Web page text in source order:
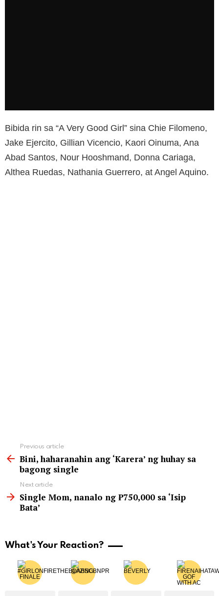
Bibida rin sa “A Very Good Girl” sina Chie Filomeno,
Jake Ejercito, Gillian Vicencio, Kaori Oinuma, Ana
Abad Santos, Nour Hooshmand, Donna Cariaga,
Althea Ruedas, Nathania Guerrero, at Angel Aquino.
more
Previous article
Bini, haharanahin ang ‘Karera’ ng huhay sa
bagong single
Next article
Single Mom, nanalo ng ₱750,000 sa ‘Isip
Bata’
What's Your Reaction?